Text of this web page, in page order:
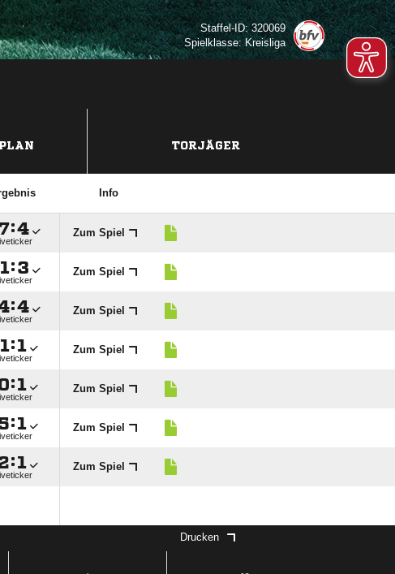
Staffel-ID: 320069
Spielklasse: Kreisliga
TORJÄGER
Info
: Zum Spiel
: Zum Spiel
: Zum Spiel
: Zum Spiel
: Zum Spiel
: Zum Spiel
: Zum Spiel
Drucken